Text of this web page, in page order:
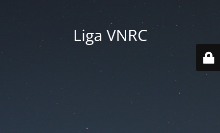
Liga VNRC